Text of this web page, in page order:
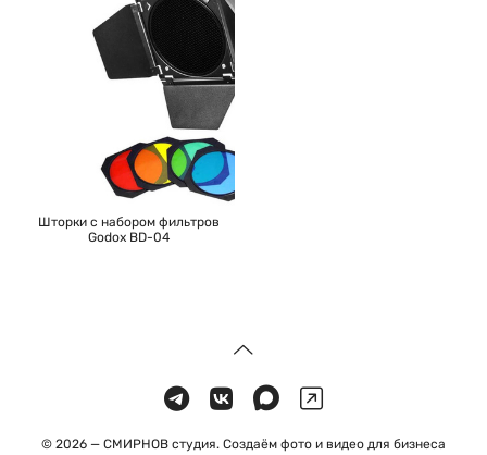
Шторки с набором фильтров
Godox BD-04
© 2026 — СМИРНОВ студия. Создаём фото и видео для бизнеса